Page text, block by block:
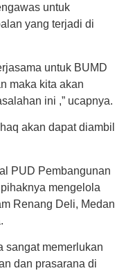
untuk
yang terjadi di
untuk BUMD
maka kita akan
ini ,” ucapnya.
akan dapat diambil
PUD Pembangunan
mengelola
Renang Deli, Medan
sangat memerlukan
dan prasarana di